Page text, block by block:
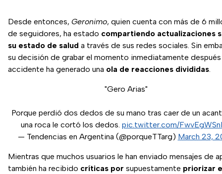
Desde entonces, Geronimo, quien cuenta con más de 6
de seguidores, ha estado compartiendo actualizaciones
su estado de salud a través de sus redes sociales. Sin
su decisión de grabar el momento inmediatamente
accidente ha generado una ola de reacciones divididas.
"Gero Arias"
Porque perdió dos dedos de su mano tras caer de un
una roca le cortó los dedos. pic.twitter.com/
— Tendencias en Argentina (@porqueTTarg) March 23,
Mientras que muchos usuarios le han enviado mensajes de
también ha recibido críticas por supuestamente priorizar